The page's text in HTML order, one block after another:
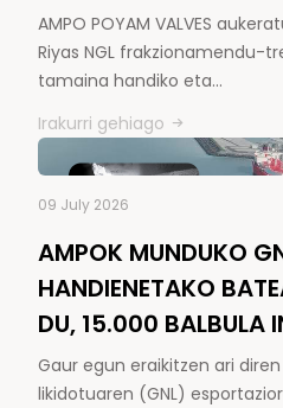
AMPO POYAM VALVES
Riyas NGL frakzionamendu-
tamaina handiko eta…
Irakurri gehiago
09 July 2026
AMPOK MUNDUKO
HANDIENETAKO
DU, 15.000 BALBULA
Gaur egun eraikitzen ari
likidotuaren (GNL)